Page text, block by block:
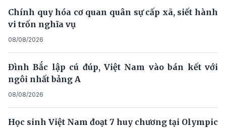
Chính quy hóa cơ quan quân sự cấp xã, siết hành
vi trốn nghĩa vụ
08/08/2026
Đình Bắc lập cú đúp, Việt Nam vào bán kết với
ngôi nhất bảng A
08/08/2026
Học sinh Việt Nam đoạt 7 huy chương tại Olympic